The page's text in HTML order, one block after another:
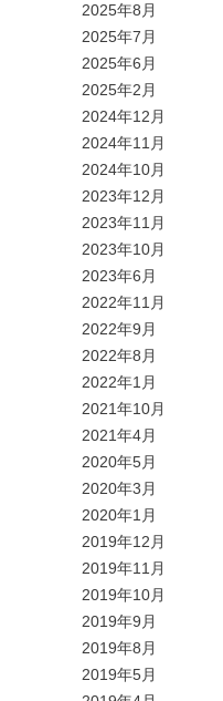
2025年8月
2025年7月
2025年6月
2025年2月
2024年12月
2024年11月
2024年10月
2023年12月
2023年11月
2023年10月
2023年6月
2022年11月
2022年9月
2022年8月
2022年1月
2021年10月
2021年4月
2020年5月
2020年3月
2020年1月
2019年12月
2019年11月
2019年10月
2019年9月
2019年8月
2019年5月